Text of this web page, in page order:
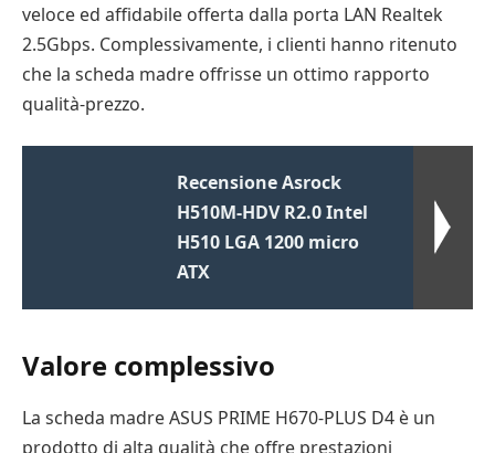
veloce ed affidabile offerta dalla porta LAN Realtek
2.5Gbps. Complessivamente, i clienti hanno ritenuto
che la scheda madre offrisse un ottimo rapporto
qualità-prezzo.
Recensione Asrock
H510M-HDV R2.0 Intel
H510 LGA 1200 micro
ATX
Valore complessivo
La scheda madre ASUS PRIME H670-PLUS D4 è un
prodotto di alta qualità che offre prestazioni